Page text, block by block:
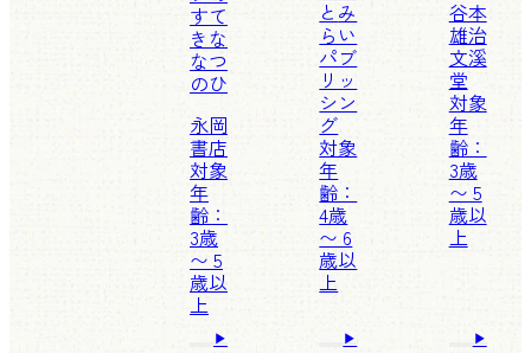
すて
きな
なつ
のひ
永岡
書店
対象
年
齢：
3歳
〜 5
歳以
上
と み
らい
パブ
リッ
シン
グ
対象
年
齢：
4歳
〜 6
歳以
上
谷本
雄治
文溪
堂
対象
年
齢：
3歳
〜 5
歳以
上